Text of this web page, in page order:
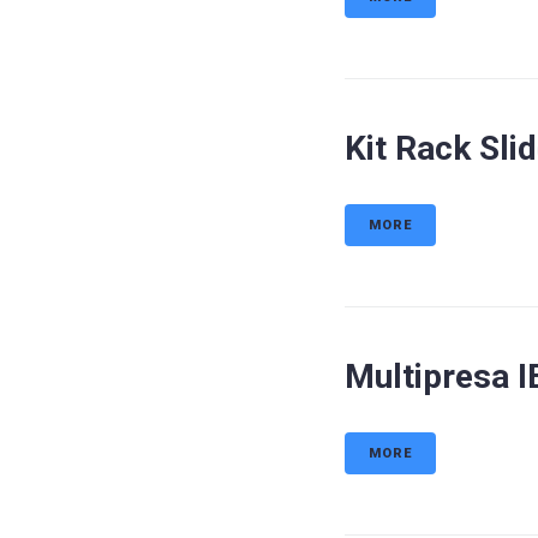
Kit Rack
MORE
Multipresa
MORE